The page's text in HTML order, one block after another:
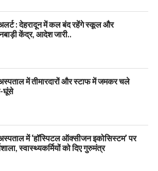
: देहरादून में कल बंद रहेंगे स्कूल और
केंद्र, आदेश जारी..
में तीमारदारों और स्टाफ में जमकर चले
घूंसे
में ‘हॉस्पिटल ऑक्सीजन इकोसिस्टम’ पर
स्वास्थ्यकर्मियों को दिए गुरुमंत्र